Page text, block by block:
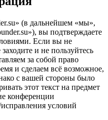
(в дальнейшем «мы»,
вы подтверждаете
Если вы не
и не пользуйтесь
за собой право
и сделаем всё возможное,
с вашей стороны было
этот текст на предмет
конференции
условий